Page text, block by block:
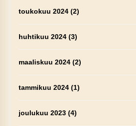
toukokuu 2024(2)
huhtikuu 2024(3)
maaliskuu 2024(2)
tammikuu 2024(1)
joulukuu 2023(4)